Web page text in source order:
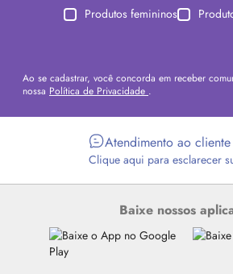
Produtos femininos
Ao se cadastrar, você concorda em receber
nossa Política de Privacidade .
Atendimento ao cliente
Clique aqui para esclarecer
Baixe nossos